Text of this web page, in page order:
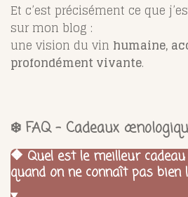
Et c’est précisément ce que
sur mon blog :
une vision du vin humaine,
profondément vivante.
❄️ FAQ – Cadeaux
🔶 Quel est le meilleur
quand on ne connaît pas bien